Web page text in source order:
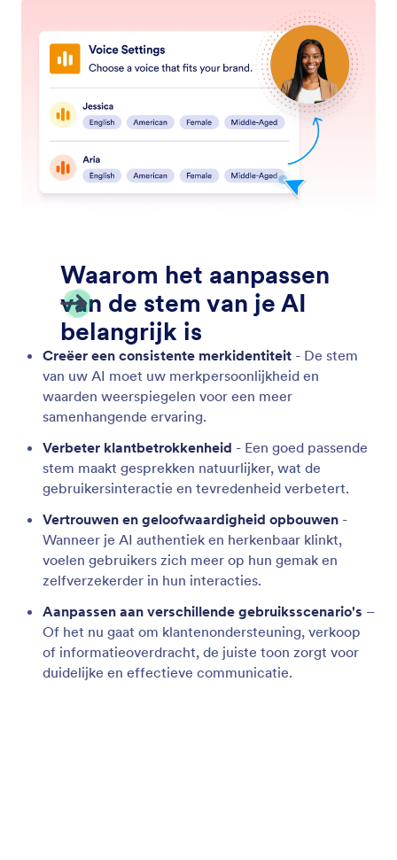
Test uw telefoonagent
Test de stem en reacties van je AI-agent met de
Pas de stem van je agent aan
Je kunt de gewenste stem voor je AI-assistent
selecteren door het accent, de toon en meer aan te
passen om interacties te optimaliseren en de
gebruikerservaring te verbeteren.